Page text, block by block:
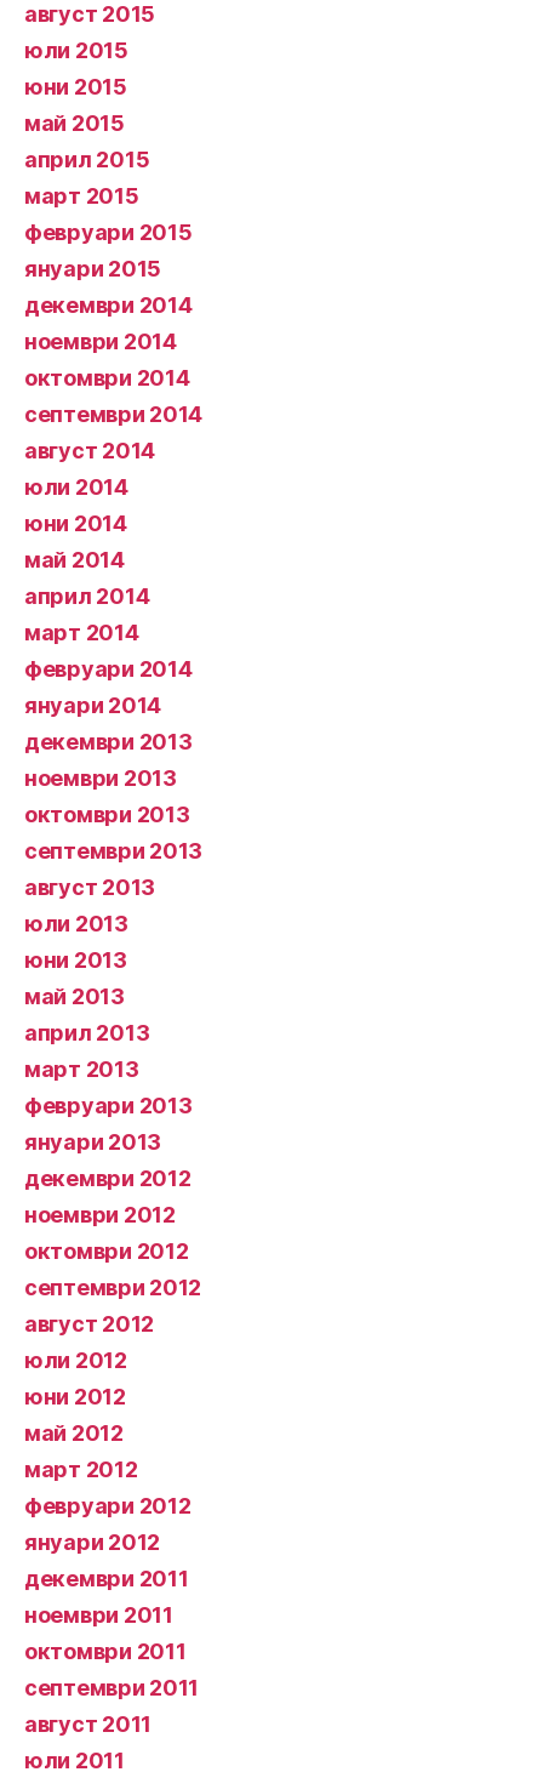
август 2015
юли 2015
юни 2015
май 2015
април 2015
март 2015
февруари 2015
януари 2015
декември 2014
ноември 2014
октомври 2014
септември 2014
август 2014
юли 2014
юни 2014
май 2014
април 2014
март 2014
февруари 2014
януари 2014
декември 2013
ноември 2013
октомври 2013
септември 2013
август 2013
юли 2013
юни 2013
май 2013
април 2013
март 2013
февруари 2013
януари 2013
декември 2012
ноември 2012
октомври 2012
септември 2012
август 2012
юли 2012
юни 2012
май 2012
март 2012
февруари 2012
януари 2012
декември 2011
ноември 2011
октомври 2011
септември 2011
август 2011
юли 2011